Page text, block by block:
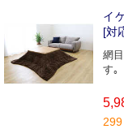
イ
[対
網
す｡
299